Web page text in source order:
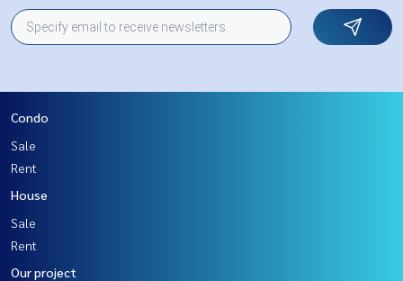
Condo
Sale
Rent
House
Sale
Rent
Our project